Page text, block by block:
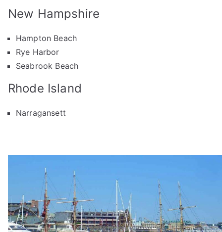
New Hampshire
Hampton Beach
Rye Harbor
Seabrook Beach
Rhode Island
Narragansett